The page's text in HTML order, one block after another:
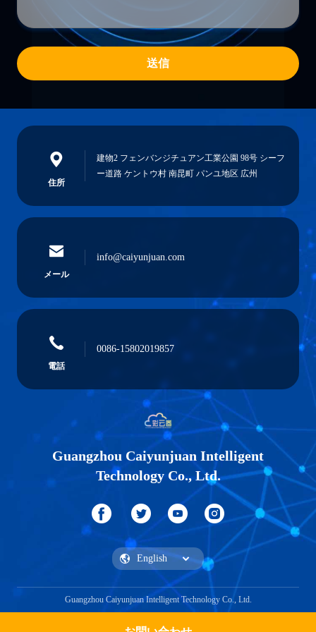
送信
住所
建物2 フェンバンジチュアン工業公園 98号 シーフ
ー道路 ケントウ村 南昆町 パンユ地区 広州
メール
info@caiyunjuan.com
電話
0086-15802019857
Guangzhou Caiyunjuan Intelligent
Technology Co., Ltd.
Guangzhou Caiyunjuan Intelligent Technology Co., Ltd.